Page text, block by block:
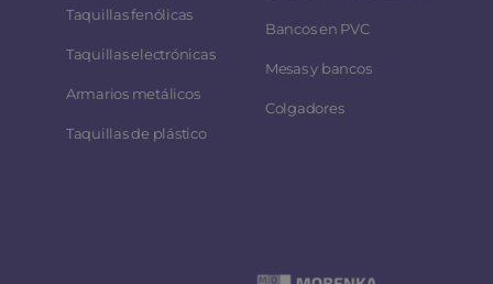
Taquillas fenólicas
Taquillas electrónicas
Armarios metálicos
Taquillas de plástico
Bancos en PVC
Mesas y bancos
Colgadores